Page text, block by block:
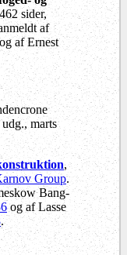
sider,
af
af Ernest
udg., marts
,
Group.
Bang-
og af Lasse
.